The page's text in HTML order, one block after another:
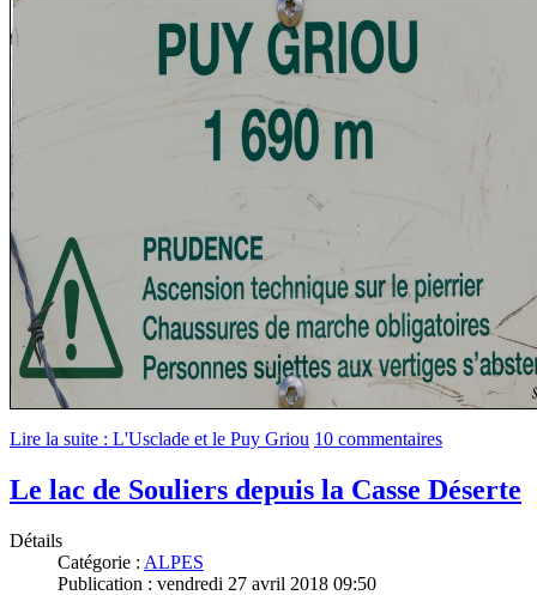
Lire la suite : L'Usclade et le Puy Griou 10 commentaires
Le lac de Souliers depuis la Casse Déserte
Détails
Catégorie : ALPES
Publication : vendredi 27 avril 2018 09:50